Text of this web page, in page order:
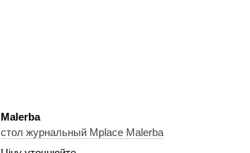
Malerba
стол журнальный Mplace Malerba